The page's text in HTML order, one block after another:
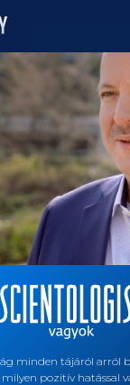
minden tájáról arról
pozitív hatással